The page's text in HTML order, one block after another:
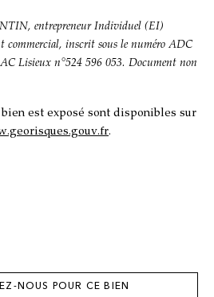
, entrepreneur Individuel (EI)
commercial, inscrit sous le numéro ADC
Lisieux n°524 596 053. Document non
est exposé sont disponibles sur
.
NOUS POUR CE BIEN